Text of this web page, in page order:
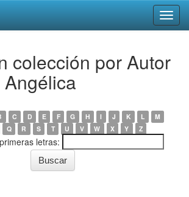
colección por Autor
C D E F G H I J K L
M
Q R S T U V W X Y Z
letras: